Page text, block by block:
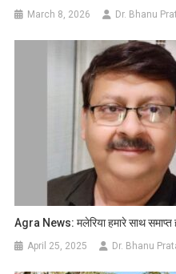
March 8, 2026 Dr. Bhanu
Agra News: मलेरिया हमारे साथ समाप्त
April 25, 2025 Dr. Bhanu